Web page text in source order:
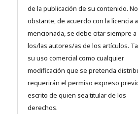
de la publicación de su contenido. No
obstante, de acuerdo con la licencia
mencionada, se debe citar siempre a
los/las autores/as de los artículos.
su uso comercial como cualquier
modificación que se pretenda
requerirán el permiso expreso
escrito de quien sea titular de los
derechos.